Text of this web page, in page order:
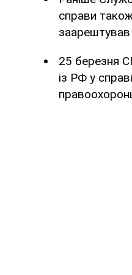
справи
25 березня
із РФ у